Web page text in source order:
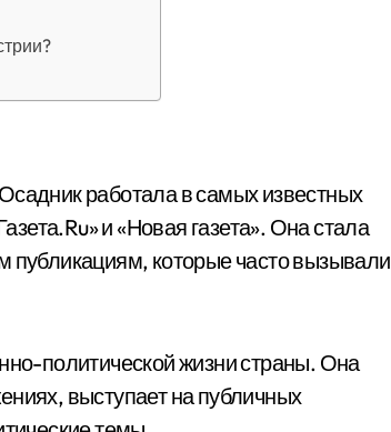
работала в самых известных
и «Новая газета». Она стала
публикациям, которые часто вызывали
политической жизни страны. Она
выступает на публичных